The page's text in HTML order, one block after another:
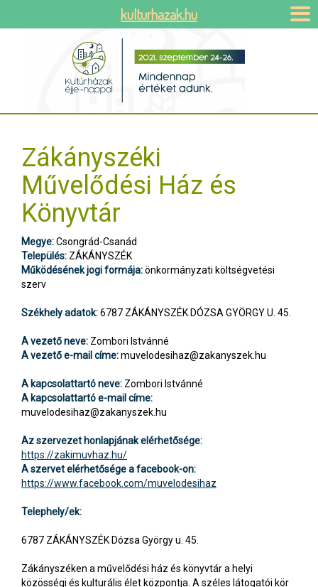
Zákányszéki
Művelődési Ház és
Könyvtár
Megye:Csongrád-Csanád
Település: ZÁKÁNYSZÉK
Működésének jogi formája:önkormányzati költségvetési
szerv
Székhely adatok:6787 ZÁKÁNYSZÉK DÓZSA GYÖRGY U. 45.
A vezető neve: Zombori Istvánné
A vezető e-mail címe:muvelodesihaz@zakanyszek.hu
A kapcsolattartó neve: Zombori Istvánné
A kapcsolattartó e-mail címe:
muvelodesihaz@zakanyszek.hu
Az szervezet honlapjának elérhetősége:
https://zakimuvhaz.hu/
A szervet elérhetősége a facebook-on:
https://www.facebook.com/muvelodesihaz
Telephely/ek:
6787 ZÁKÁNYSZÉK Dózsa György u. 45.
Zákányszéken a művelődési ház és könyvtár a helyi
közösségi és kulturális élet központja. A széles látogatói kör
kulturhazak.hu